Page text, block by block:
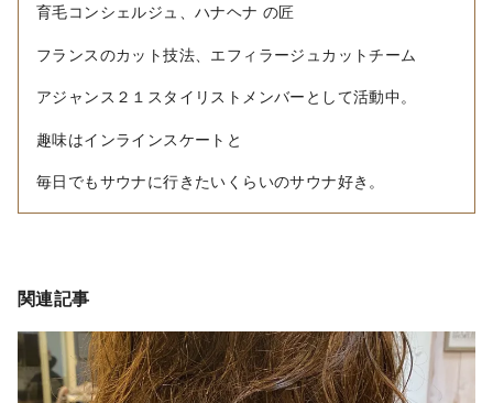
育毛コンシェルジュ、ハナヘナ の匠
フランスのカット技法、エフィラージュカットチーム
アジャンス２１スタイリストメンバーとして活動中。
趣味はインラインスケートと
毎日でもサウナに行きたいくらいのサウナ好き。
関連記事